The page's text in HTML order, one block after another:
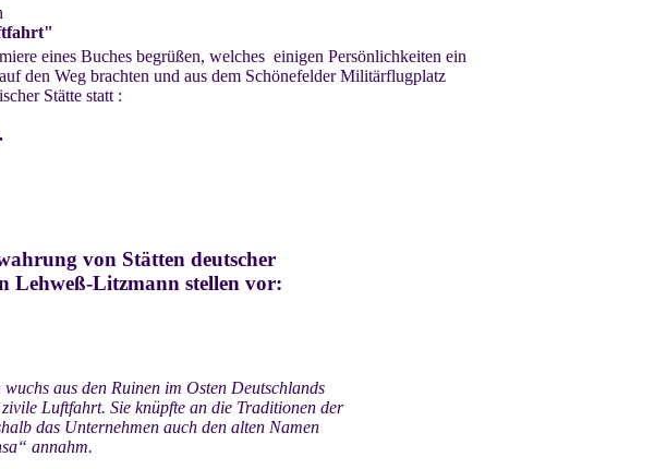
eines Buches begrüßen, welches einigen Persönlichkeiten ein
den Weg brachten und aus dem Schönefelder Militärflugplatz
Stätte statt :
von Stätten deutscher
Lehweß-Litzmann stellen vor:
aus den Ruinen im Osten Deutschlands
Luftfahrt. Sie knüpfte an die Traditionen der
das Unternehmen auch den alten Namen
annahm.